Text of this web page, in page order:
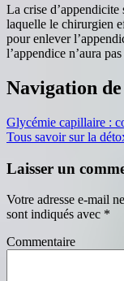
La crise
laquelle le chirurgien
pour enlever
l’appendice n’aura
Navigation
Glycémie capillaire :
Tous savoir sur la
Laisser un
Votre adresse e-mail
sont indiqués avec *
Commentaire